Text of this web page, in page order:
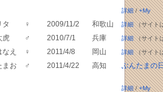
詳細/+My
タ ♀ 2009/11/2 和歌山 詳細（サイト
虎 ♂ 2010/7/1 兵庫 詳細（サイト
なえ ♀ 2011/4/8 岡山 詳細（サイト
まお ♂ 2011/4/22 高知 ぶんたまの
詳細/+My